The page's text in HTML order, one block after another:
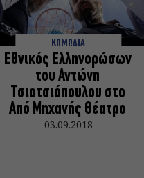
ΚΩΜΩΔΙΑ
Εθνικός Ελληνορώσων
του Αντώνη
Τσιοτσιόπουλου στο
Από Μηχανής Θέατρο
03.09.2018